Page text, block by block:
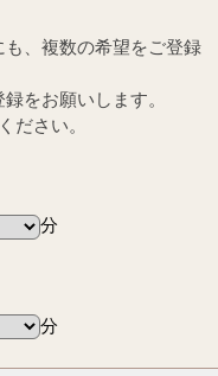
、複数の希望をご登録
をお願いします。
ださい。
分
分